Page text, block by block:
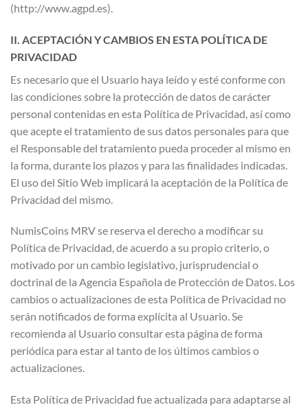
(http://www.agpd.es).
II. ACEPTACIÓN Y CAMBIOS EN ESTA POLÍTICA DE
PRIVACIDAD
Es necesario que el Usuario haya leído y esté conforme con
las condiciones sobre la protección de datos de carácter
personal contenidas en esta Política de Privacidad, así como
que acepte el tratamiento de sus datos personales para que
el Responsable del tratamiento pueda proceder al mismo en
la forma, durante los plazos y para las finalidades indicadas.
El uso del Sitio Web implicará la aceptación de la Política de
Privacidad del mismo.
NumisCoins MRV se reserva el derecho a modificar su
Política de Privacidad, de acuerdo a su propio criterio, o
motivado por un cambio legislativo, jurisprudencial o
doctrinal de la Agencia Española de Protección de Datos. Los
cambios o actualizaciones de esta Política de Privacidad no
serán notificados de forma explícita al Usuario. Se
recomienda al Usuario consultar esta página de forma
periódica para estar al tanto de los últimos cambios o
actualizaciones.
Esta Política de Privacidad fue actualizada para adaptarse al